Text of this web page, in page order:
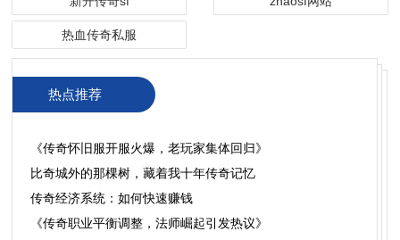
热血传奇私服
热点推荐
​《传奇怀旧服开服火爆，老玩家集体回归》
比奇城外的那棵树，藏着我十年传奇记忆
传奇经济系统：如何快速赚钱
《传奇职业平衡调整，法师崛起引发热议》